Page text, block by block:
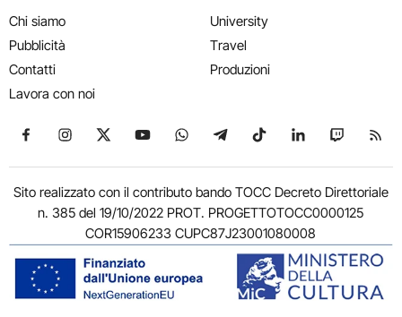
Chi siamo
Pubblicità
Contatti
Lavora con noi
University
Travel
Produzioni
Seguici su Facebook
Seguici su Instagram
Seguici su X
Seguici su YouTube
Seguici su WhatsApp
Seguici su Telegram
Seguici su TikTok
Seguici su
Seguici
Sito realizzato con il contributo bando TOCC Decreto Direttoriale
n. 385 del 19/10/2022 PROT. PROGETTOTOCC0000125
COR15906233 CUPC87J23001080008